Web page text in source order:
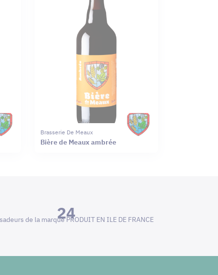
Brasserie De Meaux
Bière de Meaux ambrée
24
de la marque PRODUIT EN ILE DE FRANCE